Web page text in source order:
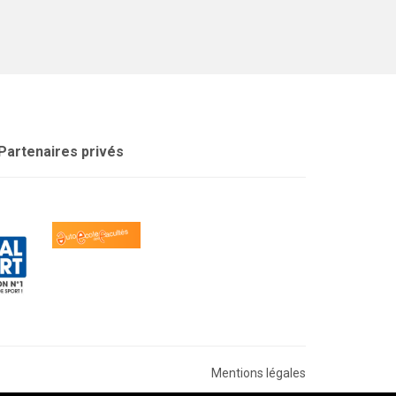
privés
Mentions légales